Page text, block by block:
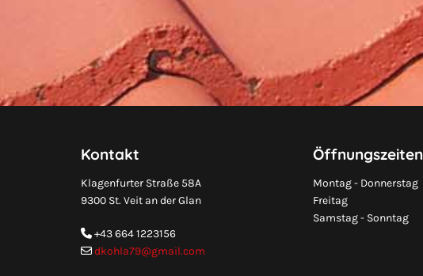
Kontakt
Klagenfurter Straße 58A
9300 St. Veit an der Glan
 +43 664 1223156
 dkohla79@gmail.com
Öffnungszeiten
Montag - Donnerstag
Freitag
Samstag - Sonntag